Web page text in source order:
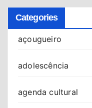
Categories
açougueiro
adolescência
agenda cultural